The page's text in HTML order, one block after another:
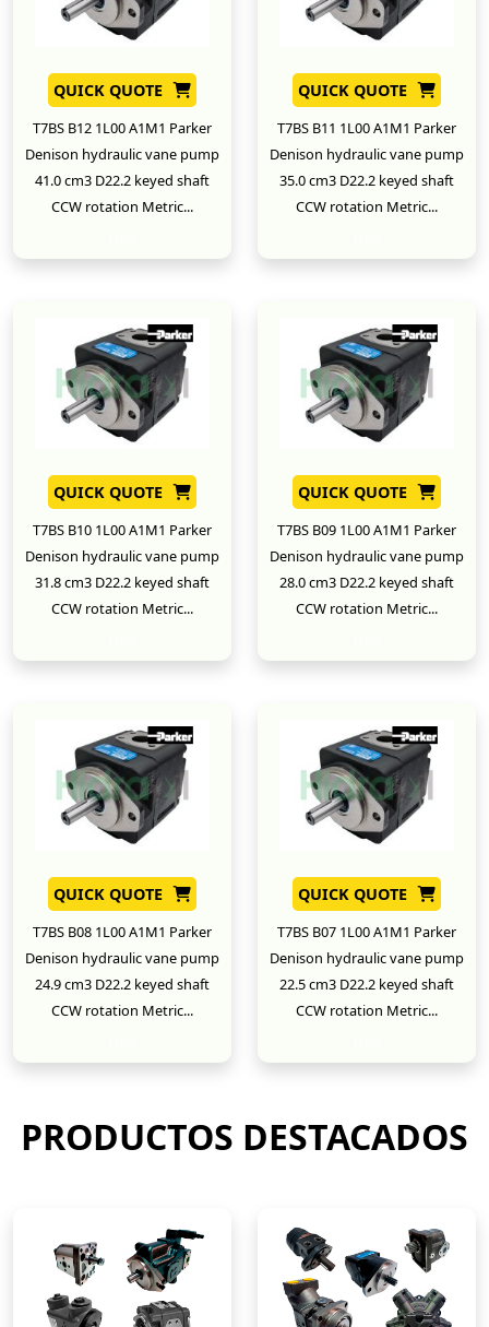
QUICK QUOTE
T7BS B12 1L00 A1M1 Parker
Denison hydraulic vane pump
41.0 cm3 D22.2 keyed shaft
CCW rotation Metric...
QUICK QUOTE
T7BS B11 1L00 A1M1 Parker
Denison hydraulic vane pump
35.0 cm3 D22.2 keyed shaft
CCW rotation Metric...
QUICK QUOTE
T7BS B10 1L00 A1M1 Parker
Denison hydraulic vane pump
31.8 cm3 D22.2 keyed shaft
CCW rotation Metric...
QUICK QUOTE
T7BS B09 1L00 A1M1 Parker
Denison hydraulic vane pump
28.0 cm3 D22.2 keyed shaft
CCW rotation Metric...
QUICK QUOTE
T7BS B08 1L00 A1M1 Parker
Denison hydraulic vane pump
24.9 cm3 D22.2 keyed shaft
CCW rotation Metric...
QUICK QUOTE
T7BS B07 1L00 A1M1 Parker
Denison hydraulic vane pump
22.5 cm3 D22.2 keyed shaft
CCW rotation Metric...
PRODUCTOS DESTACADOS